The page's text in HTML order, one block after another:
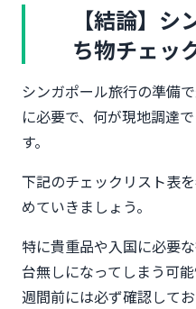
基本の服装｜「ユニ
ネンシャツ」で暑さ
冷房対策の羽織り｜
寺院・モスク用の服
ディガン」は必携
水着・ビーチサンダ
「セントーサ島」で必
変換プラグ（BFタイ
おすすめ
eSIM｜「Airalo」
【結論】
ち物チェッ
シンガポール旅行の準備
に必要で、何が現地調達
す。
下記のチェックリスト表
めていきましょう。
特に貴重品や入国に必要
台無しになってしまう可
週間前には必ず確認して